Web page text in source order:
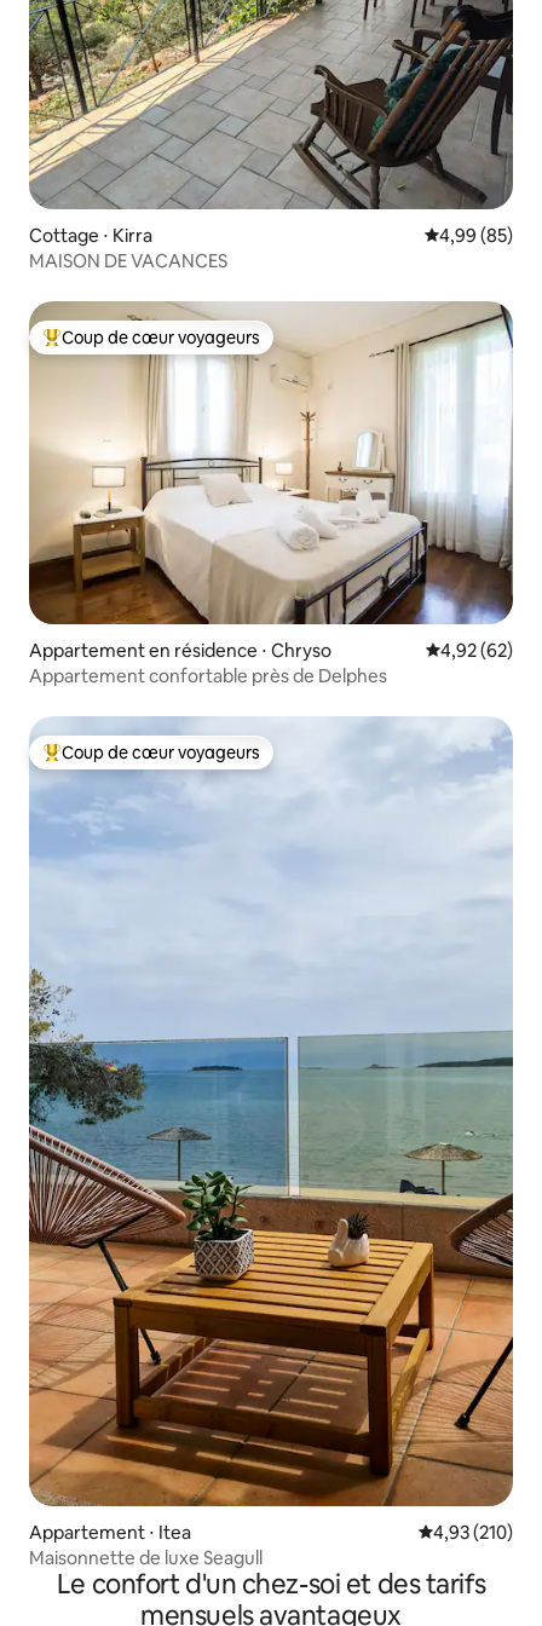
Cottage ⋅ Kirra Évaluation
4,99 (85)
MAISON DE VACANCES
Coups de cœur voyageurs les plus appréciés
Coup de cœur voyageurs
Appartement en résidence ⋅ Chryso Évaluation
4,92 (62)
Appartement confortable près de Delphes
Coups de cœur voyageurs les plus appréciés
Coup de cœur voyageurs
Appartement ⋅ Itea Évaluation
4,93 (210)
Maisonnette de luxe Seagull
Le confort d'un chez-soi et des tarifs
mensuels avantageux